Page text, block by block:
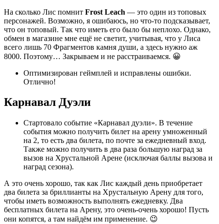
На сколько Лис помнит Frost Leach — это один из топовых
персонажей. Возможно, я ошибаюсь, но что-то подсказывает,
что он топовый. Так что иметь его было бы неплохо. Однако,
обмен в магазине мне ещё не светит, учитывая, что у Лиса
всего лишь 70 Фрагментов камня души, а здесь нужно аж
8000. Поэтому… Закрываем и не расстраиваемся. 😀
Оптимизирован геймплей и исправлены ошибки.
Отлично!
Карнавал Дуэли
Стартовало событие «Карнавал дуэли». В течение
события можно получить билет на арену умноженный
на 2, то есть два билета, по почте за ежедневный вход.
Также можно получить в два раза большую наград за
вызов на Хрустальной Арене (исключая баллы вызова и
наград сезона).
А это очень хорошо, так как Лис каждый день приобретает
два билета за бриллианты на Хрустальную Арену для того,
чтобы иметь возможность выполнять ежедневку. Два
бесплатных билета на Арену, это очень-очень хорошо! Пусть
они копятся, а там найдём им применение. 😉